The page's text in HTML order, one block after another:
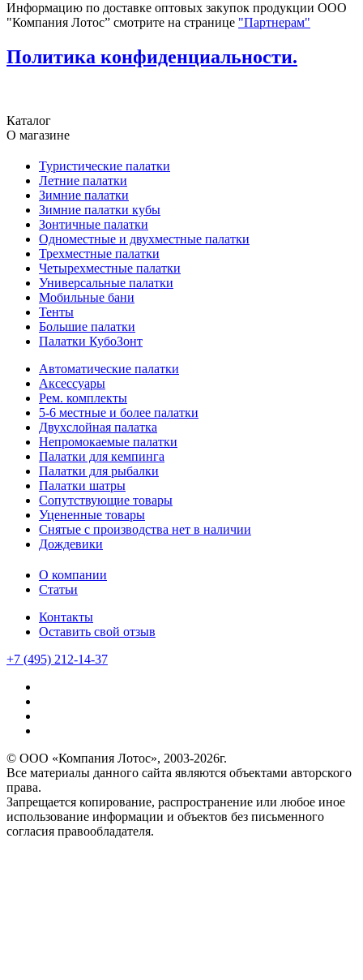
Информацию по доставке оптовых закупок продукции ООО
"Компания Лотос” смотрите на странице "Партнерам"
Политика конфиденциальности.
Каталог
О магазине
Туристические палатки
Летние палатки
Зимние палатки
Зимние палатки кубы
Зонтичные палатки
Одноместные и двухместные палатки
Трехместные палатки
Четырехместные палатки
Универсальные палатки
Мобильные бани
Тенты
Большие палатки
Палатки КубоЗонт
Автоматические палатки
Аксессуары
Рем. комплекты
5-6 местные и более палатки
Двухслойная палатка
Непромокаемые палатки
Палатки для кемпинга
Палатки для рыбалки
Палатки шатры
Сопутствующие товары
Уцененные товары
Снятые с производства нет в наличии
Дождевики
О компании
Статьи
Контакты
Оставить свой отзыв
+7 (495) 212-14-37
© ООО «Компания Лотос», 2003-2026г.
Все материалы данного сайта являются объектами авторского
права.
Запрещается копирование, распространение или любое иное
использование информации и объектов без письменного
согласия правообладателя.